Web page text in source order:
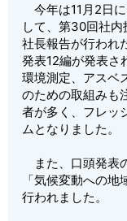
今年は11月2日
して、第30回社内
社長報告が行われ
発表12編が発表さ
環境測定、アスベ
のための取組みも
者が多く、フレッ
ムとなりました。
また、口頭発表
「気候変動への
行われました。